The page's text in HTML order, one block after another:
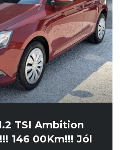
TSI Ambition
146 00Km!!! Jól